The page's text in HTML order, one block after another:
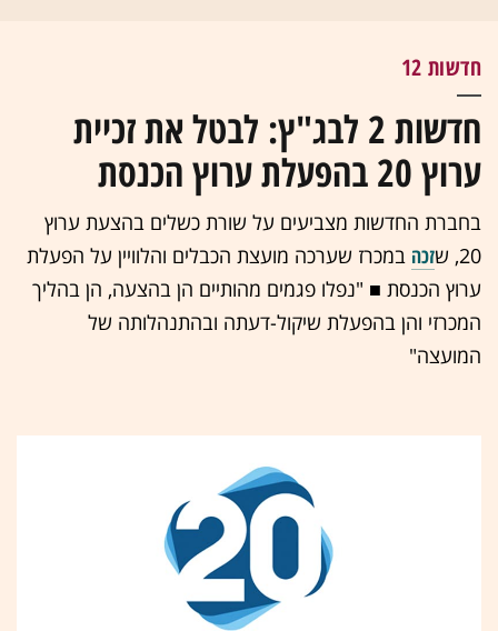
חדשות 12
חדשות 2 לבג"ץ: לבטל את זכיית
ערוץ 20 בהפעלת ערוץ הכנסת
בחברת החדשות מצביעים על שורת כשלים בהצעת ערוץ
20, ש
זכה במכרז שערכה מועצת הכבלים והלוויין על הפעלת
ערוץ הכנסת ■ "נפלו פגמים מהותיים הן בהצעה, הן בהליך
המכרזי והן בהפעלת שיקול-דעתה ובהתנהלותה של
המועצה"